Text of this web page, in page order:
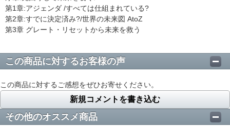
第1章:アジェンダ /すべては仕組まれている?
第2章:すでに決定済み?/世界の未来図 AtoZ
第3章 グレート・リセットから未来を救う
この商品に対するお客様の声
この商品に対するご感想をぜひお寄せください。
新規コメントを書き込む
その他のオススメ商品